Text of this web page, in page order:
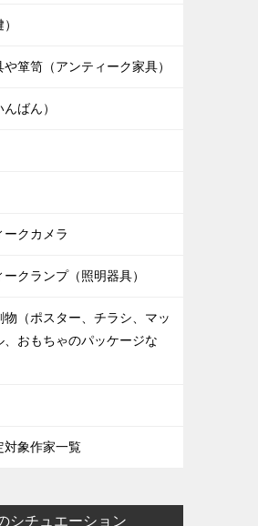
箪笥（アンティーク家具）
ばん）
ークカメラ
ークランプ（照明器具）
物（ポスター、チラシ、マッ
、おもちゃのパッケージな
対象作家一覧
シチュエーション